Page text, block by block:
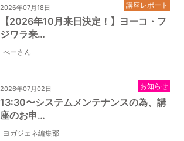
2026年07月18日
【2026年10月来日決定！】ヨーコ・フ
ジワラ来…
べーさん
講座レポート
2026年07月02日
13:30〜システムメンテナンスの為、講
座のお申…
ヨガジェネ編集部
お知らせ